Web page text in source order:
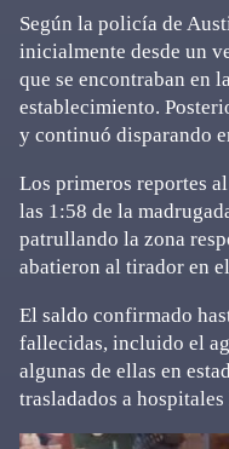
Según la policía de
inicialmente desde un
que se encontraban en
establecimiento.
y continuó disparando
Los primeros reportes
las 1:58 de la
patrullando la zona
abatieron al tirador en
El saldo confirmado
fallecidas, incluido el
algunas de ellas en
trasladados a hospitales